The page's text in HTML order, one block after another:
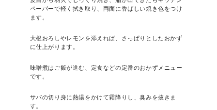
ペーパーで軽く拭き取り、両面に香ばしい焼き色をつけ
ます。
大根おろしやレモンを添えれば、さっぱりとしたおかず
に仕上がります。
味噌煮はご飯が進む、定食などの定番のおかずメニュー
です。
サバの切り身に熱湯をかけて霜降りし、臭みを抜きま
す。